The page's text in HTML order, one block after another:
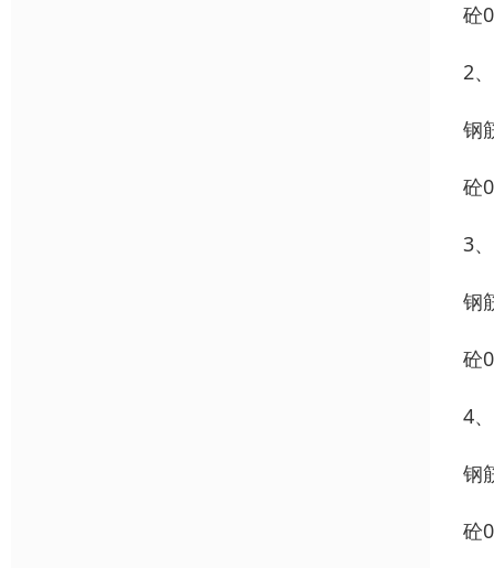
砼
2
钢
砼
3
钢
砼
4
钢
砼